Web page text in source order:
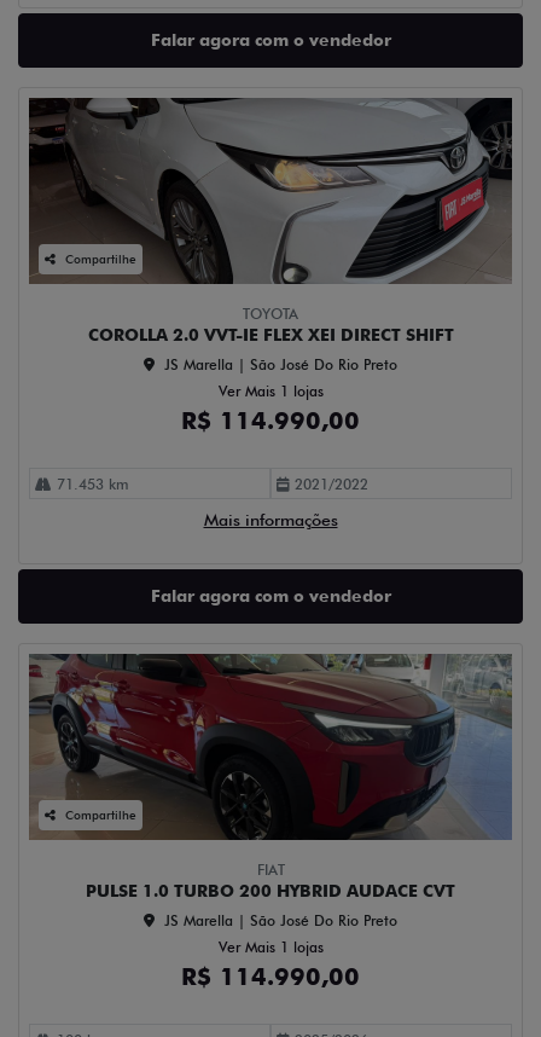
Falar agora com o vendedor
Compartilhe
TOYOTA
COROLLA 2.0 VVT-IE FLEX XEI DIRECT SHIFT
JS Marella | São José Do Rio Preto
Ver Mais 1 lojas
R$ 114.990,00
71.453 km 2021/2022
Mais informações
Falar agora com o vendedor
Compartilhe
FIAT
PULSE 1.0 TURBO 200 HYBRID AUDACE CVT
JS Marella | São José Do Rio Preto
Ver Mais 1 lojas
R$ 114.990,00